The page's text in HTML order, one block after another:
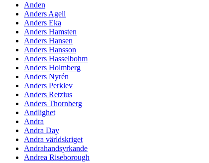
Anden
Anders Agell
Anders Eka
Anders Hamsten
Anders Hansen
Anders Hansson
Anders Hasselbohm
Anders Holmberg
Anders Nyrén
Anders Perklev
Anders Retzius
Anders Thornberg
Andlighet
Andra
Andra Day
Andra världskriget
Andrahandsyrkande
Andrea Riseborough